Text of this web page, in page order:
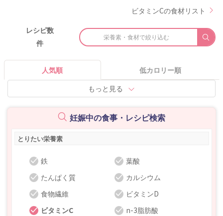
ビタミンCの食材リスト
レシピ数
件
栄養素・食材で絞り込む
人気順
低カロリー順
もっと見る
妊娠中の食事・レシピ検索
とりたい栄養素
鉄
葉酸
たんぱく質
カルシウム
食物繊維
ビタミンD
ビタミンC
n-3脂肪酸